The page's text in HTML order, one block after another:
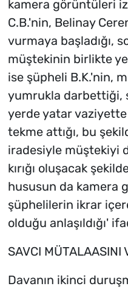
kamera görüntüleri
C.B.'nin, Belinay
vurmaya başladığı,
müştekinin birlikte
ise şüpheli B.K.'nin,
yumrukla darbettiği,
yerde yatar
tekme attığı, bu
iradesiyle müştekiyi
kırığı oluşacak
hususun da kamera
şüphelilerin ikrar
olduğu anlaşıldığı'
SAVCI MÜTALAASINI
Davanın ikinci